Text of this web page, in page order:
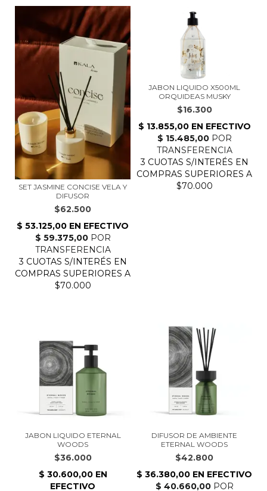
SET JASMINE CONCISE VELA Y
DIFUSOR
$62.500
JABON LIQUIDO X500ML
ORQUIDEAS MUSKY
$16.300
JABON LIQUIDO ETERNAL
WOODS
$36.000
DIFUSOR DE AMBIENTE
ETERNAL WOODS
$42.800